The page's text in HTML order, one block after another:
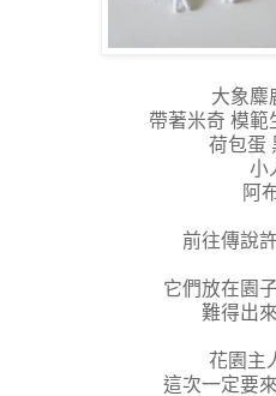
大象麋
帶著米奇 模範
荷包蛋
小
阿
前往傳說
它們放在園
難得出
花園主
這次一定要